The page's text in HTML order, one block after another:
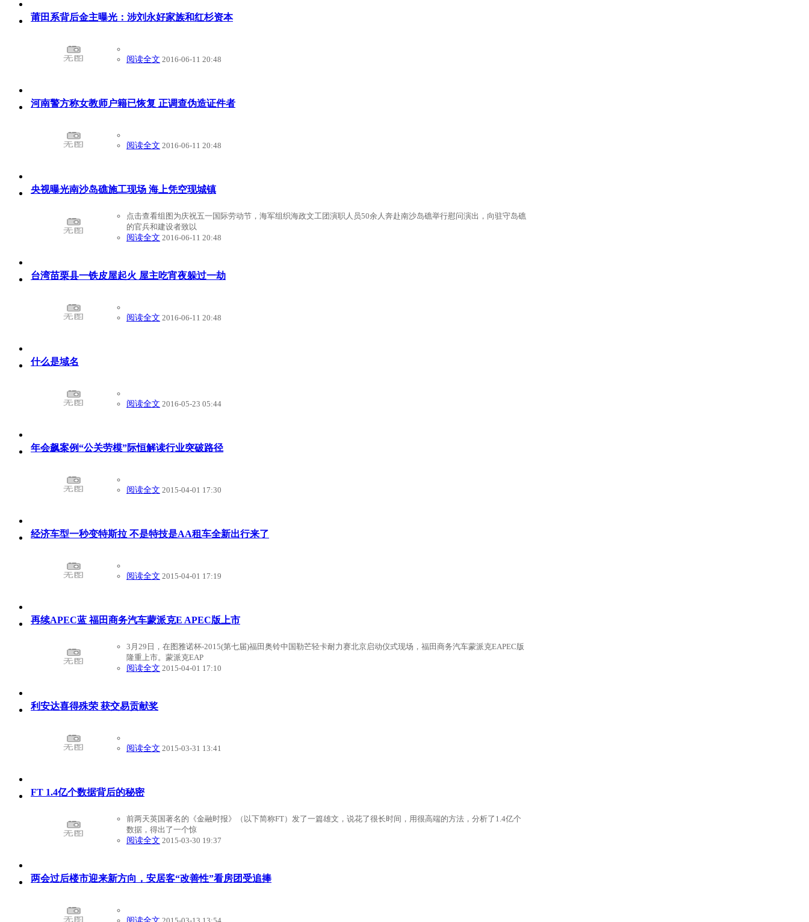
莆田系背后金主曝光：涉刘永好家族和红杉资本
阅读全文 2016-06-11 20:48
河南警方称女教师户籍已恢复 正调查伪造证件者
阅读全文 2016-06-11 20:48
央视曝光南沙岛礁施工现场 海上凭空现城镇
点击查看组图为庆祝五一国际劳动节，海军组织海政文工团演职人员50余人奔赴南沙岛礁举行慰问演出，向驻守岛礁
的官兵和建设者致以
阅读全文 2016-06-11 20:48
台湾苗栗县一铁皮屋起火 屋主吃宵夜躲过一劫
阅读全文 2016-06-11 20:48
什么是域名
阅读全文 2016-05-23 05:44
年会飙案例“公关劳模”际恒解读行业突破路径
阅读全文 2015-04-01 17:30
经济车型一秒变特斯拉 不是特技是AA租车全新出行来了
阅读全文 2015-04-01 17:19
再续APEC蓝 福田商务汽车蒙派克E APEC版上市
3月29日，在图雅诺杯-2015(第七届)福田奥铃中国勒芒轻卡耐力赛北京启动仪式现场，福田商务汽车蒙派克EAPEC版
隆重上市。蒙派克EAP
阅读全文 2015-04-01 17:10
利安达喜得殊荣 获交易贡献奖
阅读全文 2015-03-31 13:41
FT 1.4亿个数据背后的秘密
前两天英国著名的《金融时报》（以下简称FT）发了一篇雄文，说花了很长时间，用很高端的方法，分析了1.4亿个
数据，得出了一个惊
阅读全文 2015-03-30 19:37
两会过后楼市迎来新方向，安居客“改善性”看房团受追捧